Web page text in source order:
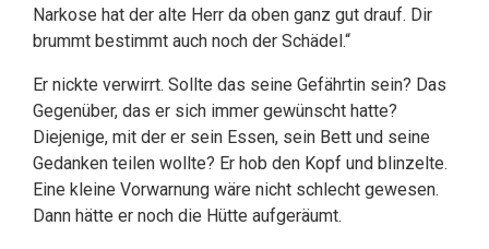
Narkose hat der alte Herr da oben ganz gut drauf. Dir
brummt bestimmt auch noch der Schädel.“
Er nickte verwirrt. Sollte das seine Gefährtin sein? Das
Gegenüber, das er sich immer gewünscht hatte?
Diejenige, mit der er sein Essen, sein Bett und seine
Gedanken teilen wollte? Er hob den Kopf und blinzelte.
Eine kleine Vorwarnung wäre nicht schlecht gewesen.
Dann hätte er noch die Hütte aufgeräumt.